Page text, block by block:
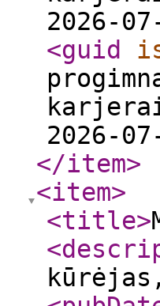
2026-
<guid
2026-
</item>
<item>
<title>